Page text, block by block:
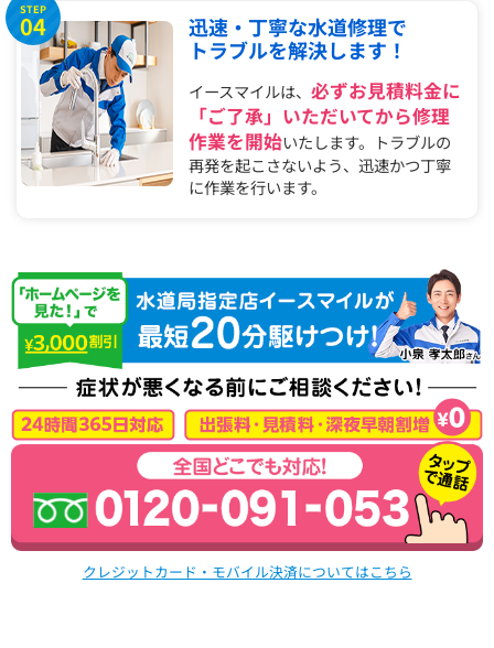
STEP
04
迅速・丁寧な水道修理で
トラブルを解決します！
イースマイルは、必ずお見積料金に
「ご了承」いただいてから修理
作業を開始いたします。トラブルの
再発を起こさないよう、迅速かつ丁寧
に作業を行います。
クレジットカード・モバイル決済についてはこちら